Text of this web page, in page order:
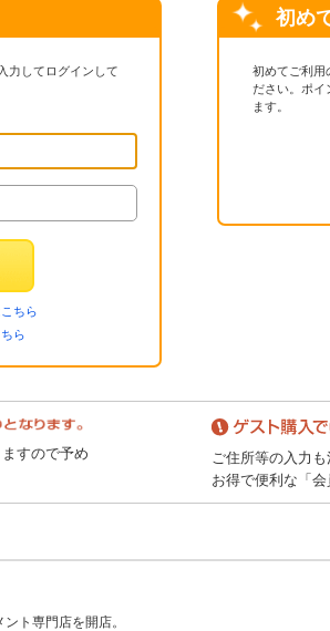
力してログインして
ちら
ら
初め
初めてご利用
ださい。ポイ
ます。
すので予め
ご住所等の入力も
お得で便利な「会
ト専門店を開店。